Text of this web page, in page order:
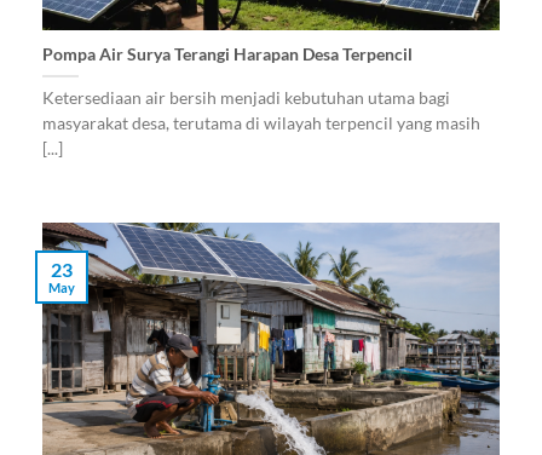
Pompa Air Surya Terangi Harapan Desa Terpencil
Ketersediaan air bersih menjadi kebutuhan utama bagi
masyarakat desa, terutama di wilayah terpencil yang masih
[...]
23
May